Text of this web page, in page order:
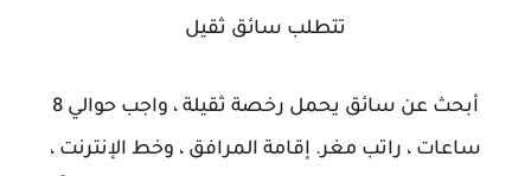
تتطلب سائق ثقيل
أبحث عن سائق يحمل رخصة ثقيلة ، واجب حوالي 8
ساعات ، راتب مغر. إقامة المرافق ، وخط الإنترنت ،